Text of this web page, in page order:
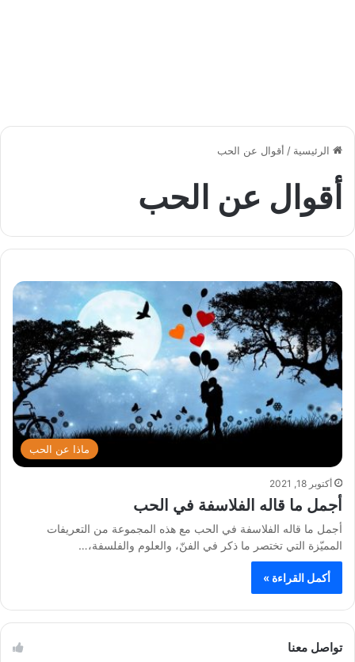
الرئيسية / أقوال عن الحب
أقوال عن الحب
ماذا عن الحب
أكتوبر 18, 2021
أجمل ما قاله الفلاسفة في الحب
أجمل ما قاله الفلاسفة في الحب مع هذه المجموعة من التعريفات
المميّزة التي تختصر ما ذكر في الفنّ، والعلوم والفلسفة،…
أكمل القراءة »
تواصل معنا